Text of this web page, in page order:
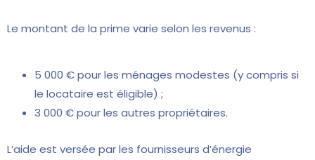
Le montant de la prime varie selon les revenus :
5 000 € pour les ménages modestes (y compris si
le locataire est éligible) ;
3 000 € pour les autres propriétaires.
L’aide est versée par les fournisseurs d’énergie